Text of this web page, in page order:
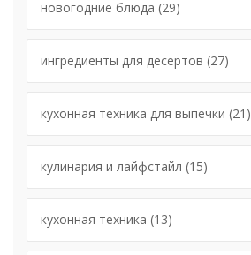
новогодние блюда (29)
ингредиенты для десертов (27)
кухонная техника для выпечки (21)
кулинария и лайфстайл (15)
кухонная техника (13)